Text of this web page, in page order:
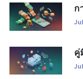
ก
คู่